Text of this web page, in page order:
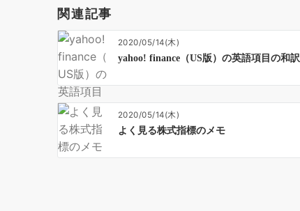
シ
ョ
ン
関連記事
2020/05/14(木)
yahoo! finance（US版）の英語項目の和訳
2020/05/14(木)
よく見る株式指標のメモ